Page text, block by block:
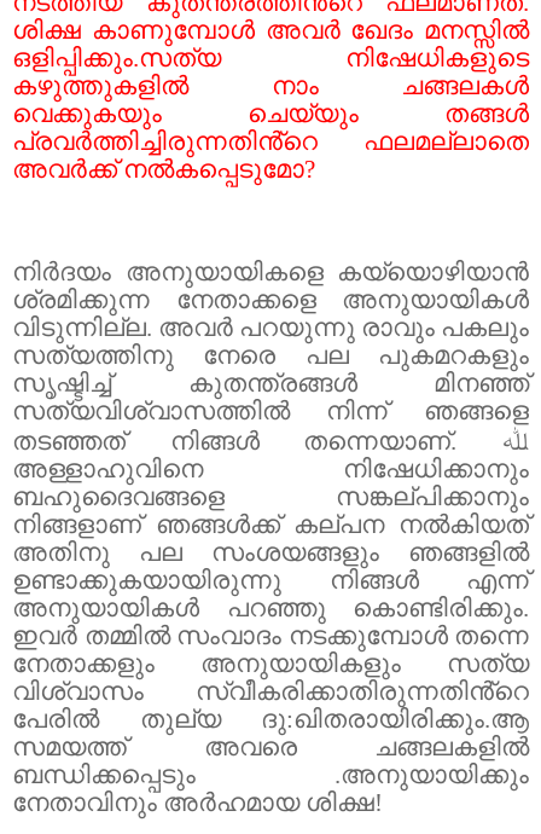
ശിക്ഷ കാണുമ്പോൾ അവർ ഖേദം മനസ്സിൽ
ഒളിപ്പിക്കും.സത്യ നിഷേധികളുടെ
കഴുത്തുകളിൽ നാം ചങ്ങലകൾ
വെക്കുകയും ചെയ്യും തങ്ങൾ
പ്രവർത്തിച്ചിരുന്നതിൻ്റെ ഫലമല്ലാതെ
അവർക്ക് നൽകപ്പെടുമോ?
നിർദയം അനുയായികളെ കയ്യൊഴിയാൻ
ശ്രമിക്കുന്ന നേതാക്കളെ അനുയായികൾ
വിടുന്നില്ല. അവർ പറയുന്നു രാവും പകലും
സത്യത്തിനു നേരെ പല പുകമറകളും
സൃഷ്ടിച്ച് കുതന്ത്രങ്ങൾ മിനഞ്ഞ്
സത്യവിശ്വാസത്തിൽ നിന്ന് ഞങ്ങളെ
തടഞ്ഞത് നിങ്ങൾ തന്നെയാണ്.
ﷲ
അള്ളാഹുവിനെ നിഷേധിക്കാനും
ബഹുദൈവങ്ങളെ സങ്കല്പിക്കാനും
നിങ്ങളാണ് ഞങ്ങൾക്ക് കല്പന നൽകിയത്
അതിനു പല സംശയങ്ങളും ഞങ്ങളിൽ
ഉണ്ടാക്കുകയായിരുന്നു നിങ്ങൾ എന്ന്
അനുയായികൾ പറഞ്ഞു കൊണ്ടിരിക്കും.
ഇവർ തമ്മിൽ സംവാദം നടക്കുമ്പോൾ തന്നെ
നേതാക്കളും അനുയായികളും സത്യ
വിശ്വാസം സ്വീകരിക്കാതിരുന്നതിൻ്റെ
പേരിൽ തുല്യ ദു:ഖിതരായിരിക്കും.ആ
സമയത്ത് അവരെ ചങ്ങലകളിൽ
ബന്ധിക്കപ്പെടും .അനുയായിക്കും
നേതാവിനും അർഹമായ ശിക്ഷ!